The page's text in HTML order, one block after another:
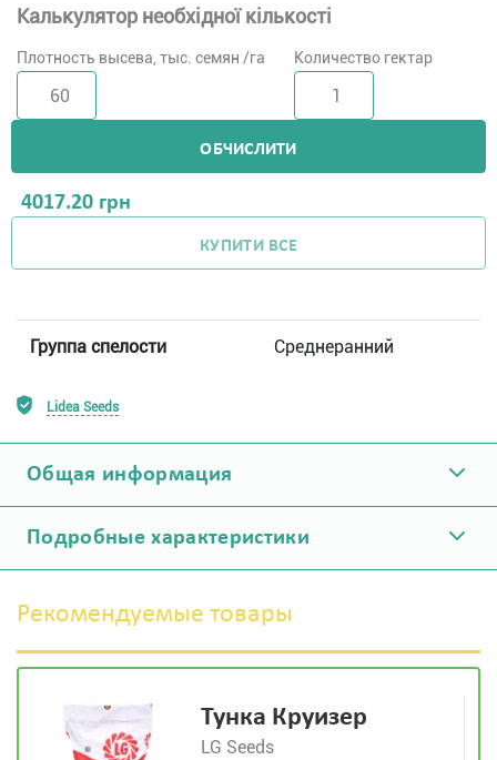
Калькулятор необхідної кількості
Плотность высева, тыс. семян /га Количество гектар
ОБЧИСЛИТИ
4017.20 грн
КУПИТИ ВСЕ
Группа спелости Среднеранний
Lidea Seeds
Общая информация
Подробные характеристики
Рекомендуемые товары
Тунка Круизер
LG Seeds